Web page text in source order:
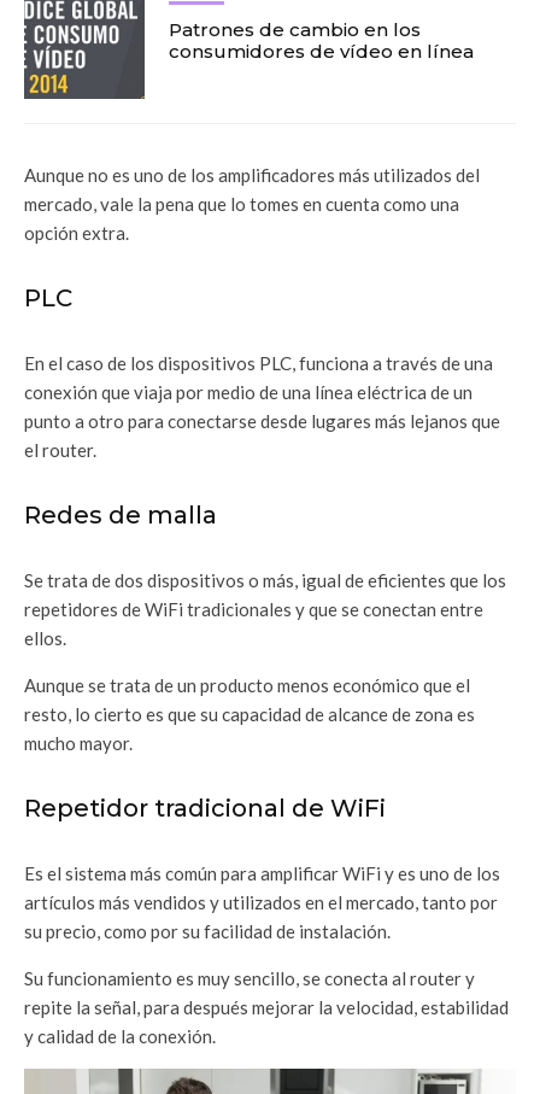
Patrones de cambio en los
consumidores de vídeo en línea
Aunque no es uno de los amplificadores más utilizados del
mercado, vale la pena que lo tomes en cuenta como una
opción extra.
PLC
En el caso de los dispositivos PLC, funciona a través de una
conexión que viaja por medio de una línea eléctrica de un
punto a otro para conectarse desde lugares más lejanos que
el router.
Redes de malla
Se trata de dos dispositivos o más, igual de eficientes que los
repetidores de WiFi tradicionales y que se conectan entre
ellos.
Aunque se trata de un producto menos económico que el
resto, lo cierto es que su capacidad de alcance de zona es
mucho mayor.
Repetidor tradicional de WiFi
Es el sistema más común para amplificar WiFi y es uno de los
artículos más vendidos y utilizados en el mercado, tanto por
su precio, como por su facilidad de instalación.
Su funcionamiento es muy sencillo, se conecta al router y
repite la señal, para después mejorar la velocidad, estabilidad
y calidad de la conexión.